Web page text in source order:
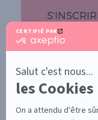
CERTIFIÉ PAR
certifié
En
savoir
plus
sur
Axeptio
Salut c'est nous...
les Cookies
On a attendu d'être